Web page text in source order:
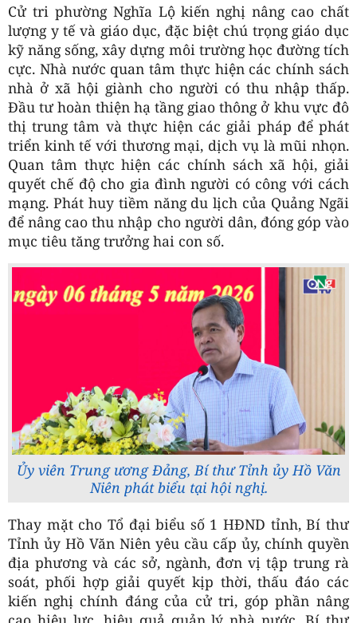
Cử tri phường Nghĩa Lộ kiến nghị nâng cao chất
lượng y tế và giáo dục, đặc biệt chú trọng giáo dục
kỹ năng sống, xây dựng môi trường học đường tích
cực. Nhà nước quan tâm thực hiện các chính sách
nhà ở xã hội giành cho người có thu nhập thấp.
Đầu tư hoàn thiện hạ tầng giao thông ở khu vực đô
thị trung tâm và thực hiện các giải pháp để phát
triển kinh tế với thương mại, dịch vụ là mũi nhọn.
Quan tâm thực hiện các chính sách xã hội, giải
quyết chế độ cho gia đình người có công với cách
mạng. Phát huy tiềm năng du lịch của Quảng Ngãi
để nâng cao thu nhập cho người dân, đóng góp vào
mục tiêu tăng trưởng hai con số.
Ủy viên Trung ương Đảng, Bí thư Tỉnh ủy Hồ Văn
Niên phát biểu tại hội nghị.
Thay mặt cho Tổ đại biểu số 1 HĐND tỉnh, Bí thư
Tỉnh ủy Hồ Văn Niên yêu cầu cấp ủy, chính quyền
địa phương và các sở, ngành, đơn vị tập trung rà
soát, phối hợp giải quyết kịp thời, thấu đáo các
kiến nghị chính đáng của cử tri, góp phần nâng